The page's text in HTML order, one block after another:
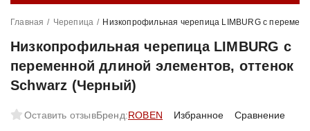
Главная / Черепица / Низкопрофильная черепица LIMBURG с
Низкопрофильная черепица LIMBURG с
переменной длиной элементов, оттенок
Schwarz (Черный)
Оставить отзывБренд:ROBEN Избранное Сравнение